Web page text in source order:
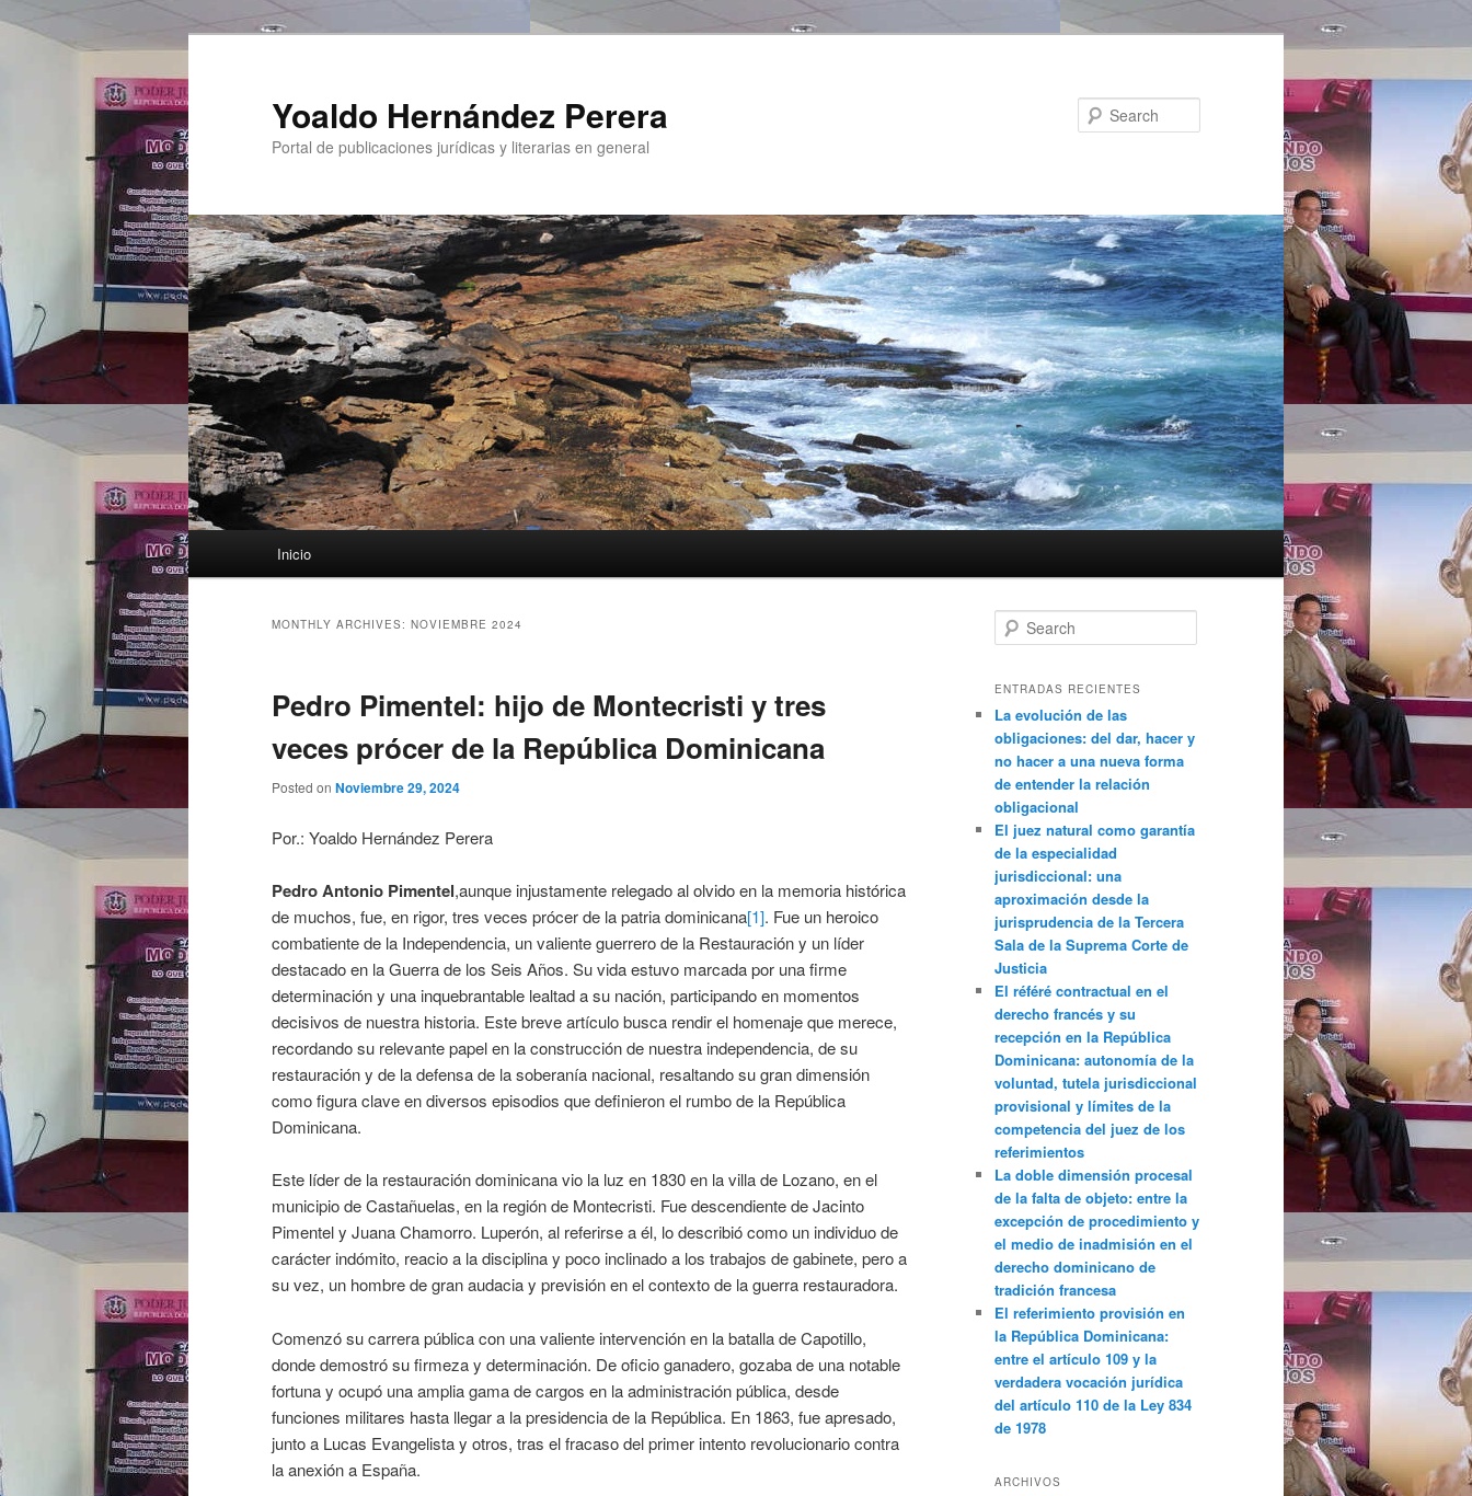
Yoaldo Hernández Perera
Portal de publicaciones jurídicas y literarias en general
Skip to primary content
Skip to secondary content
Inicio
MONTHLY ARCHIVES: NOVIEMBRE 2024
Pedro Pimentel: hijo de Montecristi y tres
veces prócer de la República Dominicana
Posted on Noviembre 29, 2024
Por.: Yoaldo Hernández Perera
Pedro Antonio Pimentel,aunque injustamente relegado al olvido en la memoria histórica
de muchos, fue, en rigor, tres veces prócer de la patria dominicana[1]. Fue un heroico
combatiente de la Independencia, un valiente guerrero de la Restauración y un líder
destacado en la Guerra de los Seis Años. Su vida estuvo marcada por una firme
determinación y una inquebrantable lealtad a su nación, participando en momentos
decisivos de nuestra historia. Este breve artículo busca rendir el homenaje que merece,
recordando su relevante papel en la construcción de nuestra independencia, de su
restauración y de la defensa de la soberanía nacional, resaltando su gran dimensión
como figura clave en diversos episodios que definieron el rumbo de la República
Dominicana.
Este líder de la restauración dominicana vio la luz en 1830 en la villa de Lozano, en el
municipio de Castañuelas, en la región de Montecristi. Fue descendiente de Jacinto
Pimentel y Juana Chamorro. Luperón, al referirse a él, lo describió como un individuo de
carácter indómito, reacio a la disciplina y poco inclinado a los trabajos de gabinete, pero a
su vez, un hombre de gran audacia y previsión en el contexto de la guerra restauradora.
Comenzó su carrera pública con una valiente intervención en la batalla de Capotillo,
donde demostró su firmeza y determinación. De oficio ganadero, gozaba de una notable
fortuna y ocupó una amplia gama de cargos en la administración pública, desde
funciones militares hasta llegar a la presidencia de la República. En 1863, fue apresado,
junto a Lucas Evangelista y otros, tras el fracaso del primer intento revolucionario contra
la anexión a España.
Search
ENTRADAS RECIENTES
La evolución de las
obligaciones: del dar, hacer y
no hacer a una nueva forma
de entender la relación
obligacional
El juez natural como garantía
de la especialidad
jurisdiccional: una
aproximación desde la
jurisprudencia de la Tercera
Sala de la Suprema Corte de
Justicia
El référé contractual en el
derecho francés y su
recepción en la República
Dominicana: autonomía de la
voluntad, tutela jurisdiccional
provisional y límites de la
competencia del juez de los
referimientos
La doble dimensión procesal
de la falta de objeto: entre la
excepción de procedimiento y
el medio de inadmisión en el
derecho dominicano de
tradición francesa
El referimiento provisión en
la República Dominicana:
entre el artículo 109 y la
verdadera vocación jurídica
del artículo 110 de la Ley 834
de 1978
ARCHIVOS